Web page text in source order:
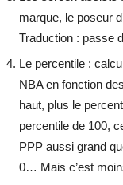
marque, le poseur
Traduction : passe
Le percentile :
NBA en fonction
haut, plus le
percentile de 100,
PPP aussi grand
0… Mais c’est